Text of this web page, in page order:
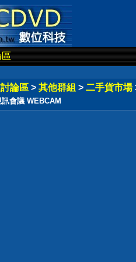
區
論區 > 其他群組 > 二手貨市場
會議 WEBCAM